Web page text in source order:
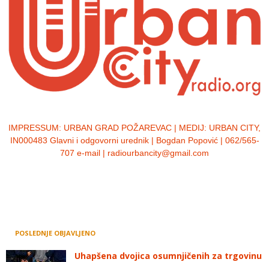
IMPRESSUM: URBAN GRAD POŽAREVAC | MEDIJ: URBAN CITY,
IN000483 Glavni i odgovorni urednik | Bogdan Popović | 062/565-
707 e-mail | radiourbancity@gmail.com
POSLEDNJE OBJAVLJENO
Uhapšena dvojica osumnjičenih za trgovinu